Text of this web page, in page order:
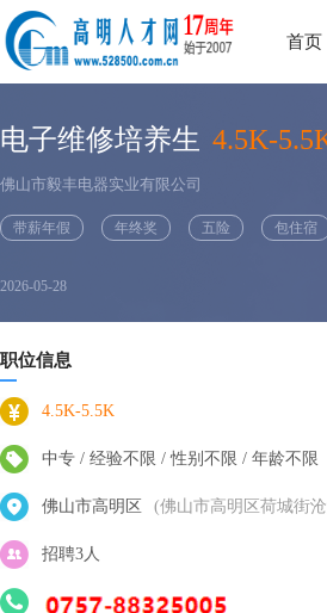
首页
电子维修培养生 4.5K-
佛山市毅丰电器实业有限公司
带薪年假 年终奖 五险 包住宿
2026-05-28
职位信息
4.5K-5.5K
中专 / 经验不限 / 性别不限 / 年龄不限
佛山市高明区 (佛山市高明区荷城街
招聘3人